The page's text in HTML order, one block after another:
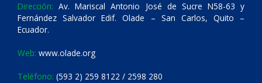
Dirección: Av. Mariscal Antonio José de Sucre N58-63 y
Fernández Salvador Edif. Olade – San Carlos, Quito –
Ecuador.
Web: www.olade.org
Teléfono: (593 2) 259 8122 / 2598 280